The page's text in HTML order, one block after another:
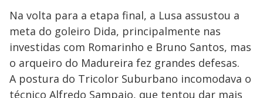
Na volta para a etapa final, a Lusa assustou a
meta do goleiro Dida, principalmente nas
investidas com Romarinho e Bruno Santos, mas
o arqueiro do Madureira fez grandes defesas.
A postura do Tricolor Suburbano incomodava o
técnico Alfredo Sampaio, que tentou dar mais